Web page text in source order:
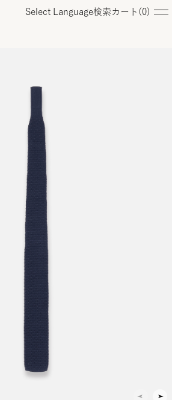
Select Language検索 カート( 0)